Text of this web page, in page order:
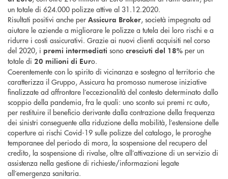
un totale di 624.000 polizze attive al 31.12.2020.
Risultati positivi anche per Assicura Broker, società impegnata ad
aiutare le aziende a migliorare le polizze a tutela dei loro rischi e a
ridurre i costi assicurativi. Grazie ai nuovi clienti acquisiti nel corso
del 2020, i premi intermediati sono cresciuti del 18% per un
totale di 20 milioni di Euro.
Coerentemente con lo spirito di vicinanza e sostegno al territorio che
caratterizza il Gruppo, Assicura ha promosso numerose iniziative
finalizzate ad affrontare l’eccezionalità del contesto determinato dallo
scoppio della pandemia, fra le quali: uno sconto sui premi rc auto,
per restituire il beneficio derivante dalla contrazione della frequenza
dei sinistri conseguente alla riduzione della mobilità, l’estensione delle
coperture ai rischi Covid-19 sulle polizze del catalogo, le proroghe
temporanee del periodo di mora, la sospensione del recupero del
credito, la sospensione di rivalse, oltre all’attivazione di un servizio di
assistenza nella gestione di richieste/informazioni legate
all’emergenza sanitaria.